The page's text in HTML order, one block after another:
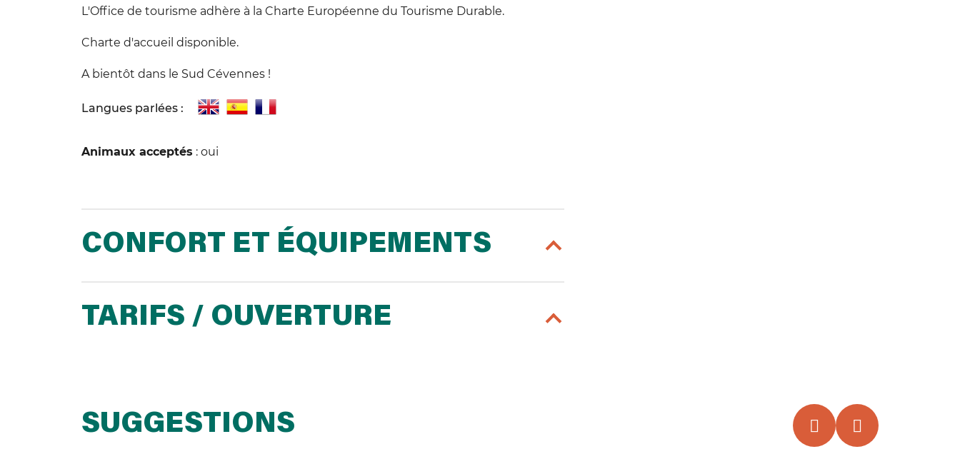
L'Office de tourisme adhère à la Charte Européenne du Tourisme Durable.
Charte d'accueil disponible.
A bientôt dans le Sud Cévennes !
Langues parlées :
Animaux acceptés : oui
CONFORT ET ÉQUIPEMENTS
TARIFS / OUVERTURE
SUGGESTIONS